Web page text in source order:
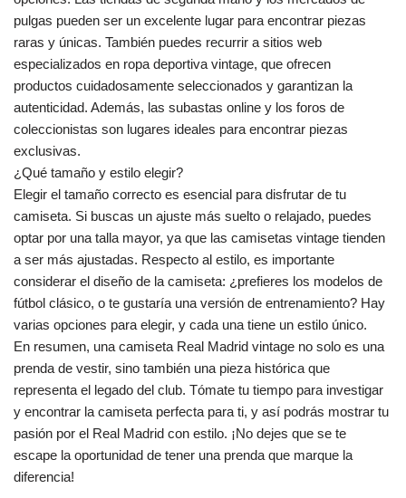
pulgas pueden ser un excelente lugar para encontrar piezas
raras y únicas. También puedes recurrir a sitios web
especializados en ropa deportiva vintage, que ofrecen
productos cuidadosamente seleccionados y garantizan la
autenticidad. Además, las subastas online y los foros de
coleccionistas son lugares ideales para encontrar piezas
exclusivas.
¿Qué tamaño y estilo elegir?
Elegir el tamaño correcto es esencial para disfrutar de tu
camiseta. Si buscas un ajuste más suelto o relajado, puedes
optar por una talla mayor, ya que las camisetas vintage tienden
a ser más ajustadas. Respecto al estilo, es importante
considerar el diseño de la camiseta: ¿prefieres los modelos de
fútbol clásico, o te gustaría una versión de entrenamiento? Hay
varias opciones para elegir, y cada una tiene un estilo único.
En resumen, una camiseta Real Madrid vintage no solo es una
prenda de vestir, sino también una pieza histórica que
representa el legado del club. Tómate tu tiempo para investigar
y encontrar la camiseta perfecta para ti, y así podrás mostrar tu
pasión por el Real Madrid con estilo. ¡No dejes que se te
escape la oportunidad de tener una prenda que marque la
diferencia!